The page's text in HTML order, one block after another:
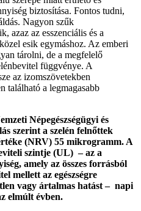
biztosítása. Fontos tudni,
Nagyon szűk
azaz az esszenciális és a
esik egymáshoz. Az emberi
tárolni, de a megfelelő
függvénye. A
az izomszövetekben
található a legmagasabb
Népegészségügyi és
szerint a szelén felnőttek
(NRV) 55 mikrogramm. A
szintje (UL) – az a
amely az összes forrásból
mellett az egészségre
vagy ártalmas hatást – napi
elmúlt évben.